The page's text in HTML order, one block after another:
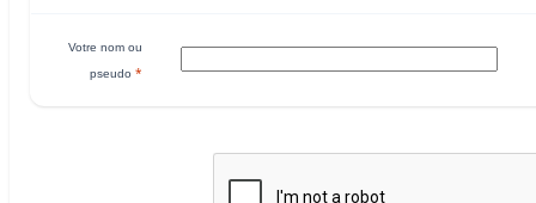
Votre nom ou
pseudo *